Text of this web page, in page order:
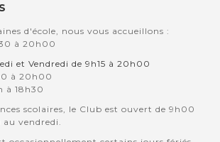
d'école, nous vous accueillons :
à 20h00
et Vendredi de 9h15 à 20h00
à 20h00
à 18h30
scolaires, le Club est ouvert de 9h00
vendredi.